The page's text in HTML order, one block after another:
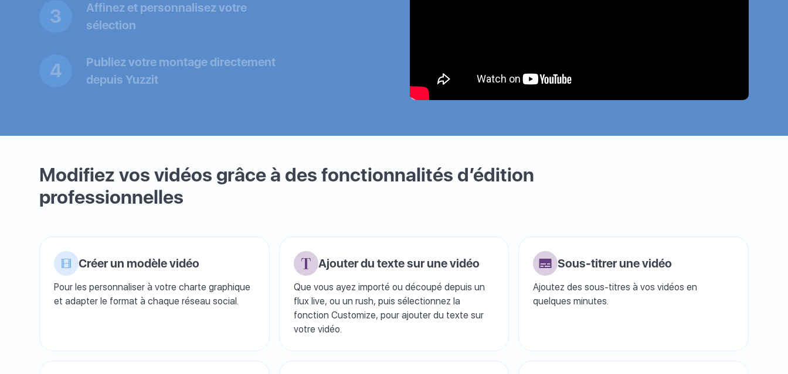
3
Affinez et personnalisez votre
sélection
4
Publiez votre montage directement
depuis Yuzzit
Modifiez vos vidéos grâce à des fonctionnalités d’édition
professionnelles
Créer un modèle vidéo
Pour les personnaliser à votre charte graphique
et adapter le format à chaque réseau social.
Ajouter du texte sur une vidéo
Que vous ayez importé ou découpé depuis un
flux live, ou un rush, puis sélectionnez la
fonction Customize, pour ajouter du texte sur
votre vidéo.
Sous-titrer une vidéo
Ajoutez des sous-titres à vos vidéos en
quelques minutes.